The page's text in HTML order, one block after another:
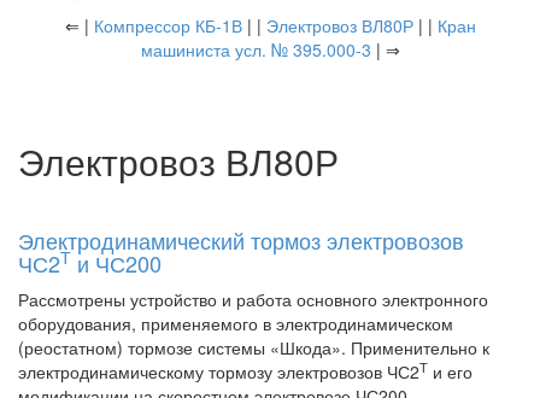
⇐ | Компрессор КБ-1В| | Электровоз ВЛ80Р| | Кран
машиниста усл. № 395.000-3 | ⇒
Электровоз ВЛ80Р
Электродинамический тормоз электровозов
ЧС2Т и ЧС200
Рассмотрены устройство и работа основного электронного
оборудования, применяемого в электродинамическом
(реостатном) тормозе системы «Шкода». Применительно к
электродинамическому тормозу электровозов ЧС2Т и его